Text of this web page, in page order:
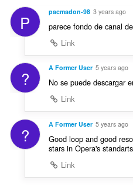
P pacmadon-98 3 years ago
parece fondo de canal
Link
? A Former User 5 years ago
No se puede descargar
Link
? A Former User 5 years ago
Good loop and good
stars in Opera's
Link